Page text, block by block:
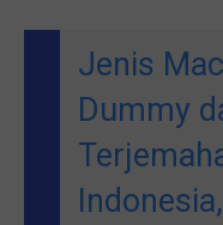
Jenis
Dummy